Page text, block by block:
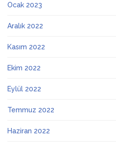
Ocak 2023
Aralık 2022
Kasım 2022
Ekim 2022
Eylül 2022
Temmuz 2022
Haziran 2022